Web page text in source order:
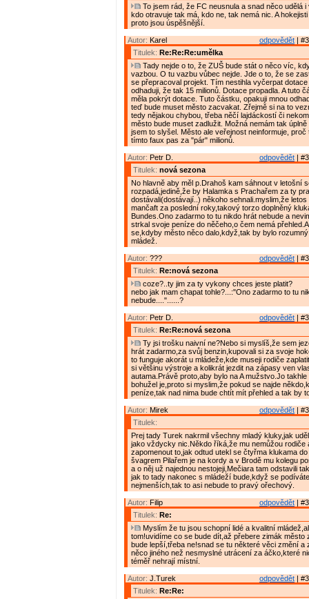
To jsem rád, že FC neusnula a snad něco udělá i
kdo otravuje tak má, kdo ne, tak nemá nic. A
proto jsou úspěšnější.
odpovědět |
Autor: Karel
Titulek: Re:Re:Re:umělka
Tady nejde o to, že ZUŠ bude stát o něco víc,
vazbou. O tu vazbu vůbec nejde. Jde o to, že se
se přepracoval projekt. Tím nestihla vyčerpat
odhaduji, že tak 15 milionů. Dotace propadla. A tuto
měla pokrýt dotace. Tuto částku, opakuji mnou
teď bude muset město zacvakat. Zřejmě si na to
tedy nějakou chybou, třeba něčí lajdáckostí či
město bude muset zadlužit. Možná nemám tak
jsem to slyšel. Město ale veřejnost neinformuje, proč
tímto faux pas za "pár" milionů.
odpovědět |
Autor: Petr D.
Titulek: nová sezona
No hlavně aby měl p.Drahoš kam sáhnout v letošní
rozpadá,jedině,že by Halamka s Prachařem za ty
dostávali(dostávají..) někoho sehnali.myslim,že
mančaft za poslední roky,takový torzo doplněný
Bundes.Ono zadarmo to tu nikdo hrát nebude a
strkal svoje peníze do něčeho,o čem nemá
se,kdyby město něco dalo,když,tak by bylo rozumný
mládež.
odpovědět |
Autor: ???
Titulek: Re:nová sezona
coze?..ty jim za ty vykony chces jeste platit?
nebo jak mam chapat tohle?...:"Ono zadarmo to tu
nebude...."......?
odpovědět |
Autor: Petr D.
Titulek: Re:Re:nová sezona
Ty jsi trošku naivní ne?Nebo si myslíš,že sem
hrát zadarmo,za svůj benzin,kupovali si za svoje
to funguje akorát u mládeže,kde museji rodiče
si většinu výstroje a kolikrát jezdit na zápasy ven
autama.Právě proto,aby bylo na A mužstvo.Jo
bohužel je,proto si myslim,že pokud se najde
peníze,tak nad nima bude chtít mít přehled a tak by
odpovědět |
Autor: Mirek
Titulek:
Prej tady Turek nakrmil všechny mladý kluky,jak
jako vždycky nic.Někdo říká,že mu nemůžou rodiče
zapomenout to,jak odtud utekl se čtyřma klukama
švagrem Pilařem je na kordy a v Brodě mu kolegu
a o něj už najednou nestojeji,Mečiara tam odstavili
jak to tady nakonec s mládeží bude,když se
nejmenších,tak to asi nebude to pravý ořechový.
odpovědět |
Autor: Filip
Titulek: Re:
Myslím že tu jsou schopní lidé a kvalitní
tom!uvidíme co se bude dít,až přebere zimák město
bude lepší,třeba ne!snad se tu některé věci změní a
něco jiného než nesmyslné utrácení za áčko,které
téměř nehrají místní.
odpovědět |
Autor: J.Turek
Titulek: Re:Re: